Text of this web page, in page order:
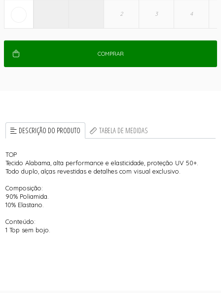
COMPRAR
DESCRIÇÃO DO PRODUTO TABELA DE MEDIDAS
TOP
Tecido Alabama, alta performance e elasticidade, proteção UV 50+.
Todo duplo, alças revestidas e detalhes com visual exclusivo.
Composição:
90% Poliamida.
10% Elastano.
Conteúdo:
1 Top sem bojo.